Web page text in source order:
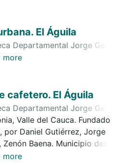
ganadería, minería,
forestal, entre otros.
en la imagen, hermosa
El Águila
Departamental Jorge Garcés
2016-07-03
more
cafetero. El Águila
Departamental Jorge Garcés
2016-07-03)Comité de
Valle del Cauca. Fundado
por Daniel Gutiérrez, Jorge
Zenón Baena. Municipio desde
importante en
more